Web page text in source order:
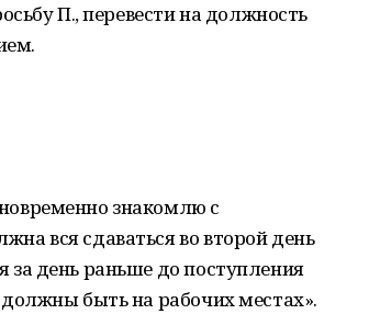
П., перевести на должность
знакомлю с
вся сдаваться во второй день
за день раньше до поступления
быть на рабочих местах».